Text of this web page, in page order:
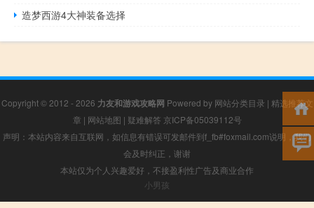
造梦西游4大神装备选择
Copyright © 2012 - 2026 力友和游戏攻略网 Powered by 网站分类目录 | 精选推荐文
章 | 网站地图 | 疑难解答 京ICP备05039112号
声明：本站内容来自互联网，如信息有错误可发邮件到f_fb#foxmail.com说明，我们
会及时纠正，谢谢
本站仅为个人兴趣爱好，不接盈利性广告及商业合作
小男孩